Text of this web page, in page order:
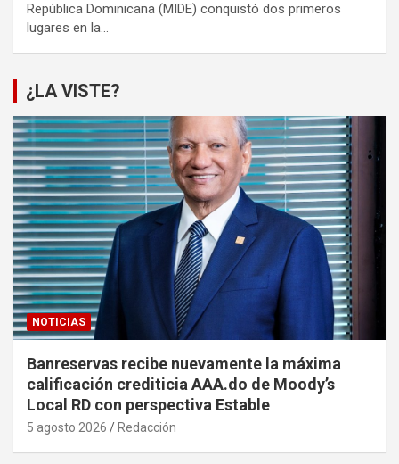
República Dominicana (MIDE) conquistó dos primeros
lugares en la…
¿LA VISTE?
NOTICIAS
Banreservas recibe nuevamente la máxima
calificación crediticia AAA.do de Moody’s
Local RD con perspectiva Estable
5 agosto 2026 Redacción